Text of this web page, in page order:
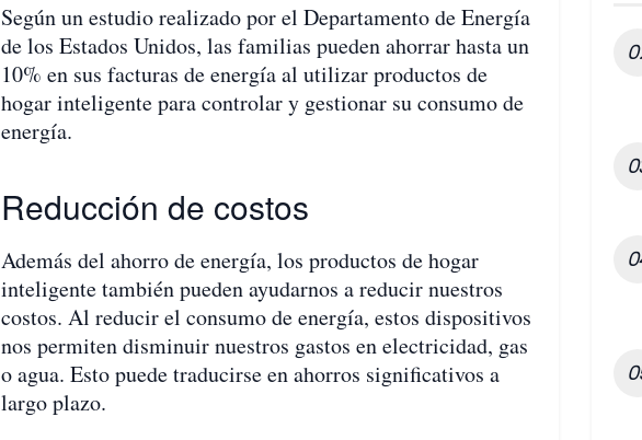
Según un estudio realizado por el Departamento de Energía
de los Estados Unidos, las familias pueden ahorrar hasta un
10% en sus facturas de energía al utilizar productos de
hogar inteligente para controlar y gestionar su consumo de
energía.
Reducción de costos
Además del ahorro de energía, los productos de hogar
inteligente también pueden ayudarnos a reducir nuestros
costos. Al reducir el consumo de energía, estos dispositivos
nos permiten disminuir nuestros gastos en electricidad, gas
o agua. Esto puede traducirse en ahorros significativos a
largo plazo.